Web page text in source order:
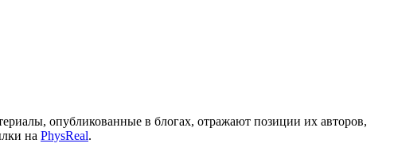
опубликованные в блогах, отражают позиции их авторов,
на PhysReal.